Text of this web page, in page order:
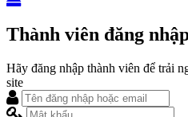
Thành viên đăng
Hãy đăng nhập thành viên để trải
site